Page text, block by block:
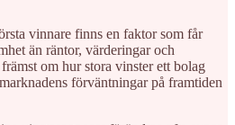
vinnare finns en faktor som får
än räntor, värderingar och
om hur stora vinster ett bolag
förväntningar på framtiden